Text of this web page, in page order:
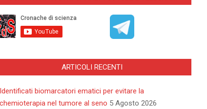
ARTICOLI RECENTI
Identificati biomarcatori ematici per evitare la
chemioterapia nel tumore al seno 5 Agosto 2026